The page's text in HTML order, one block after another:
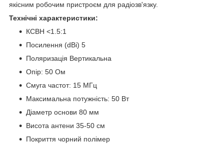
якісним робочим пристроєм для радіозв'язку.
Технічні характеристики:
КСВН <1.5:1
Посилення (dBi) 5
Поляризація Вертикальна
Опір: 50 Ом
Смуга частот: 15 МГц
Максимальна потужність: 50 Вт
Діаметр основи 80 мм
Висота антени 35-50 см
Покриття чорний полімер